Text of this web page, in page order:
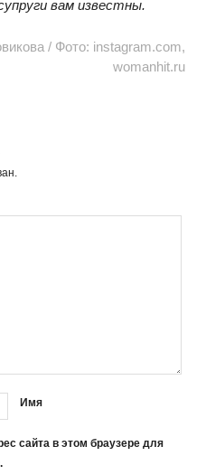
вам известны.
/ Фото: instagram.com,
womanhit.ru
Имя
сайта в этом браузере для